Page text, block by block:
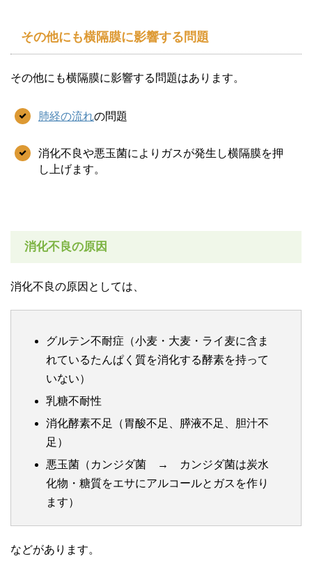
その他にも横隔膜に影響する問題
その他にも横隔膜に影響する問題はあります。
肺経の流れの問題
消化不良や悪玉菌によりガスが発生し横隔膜を押
し上げます。
消化不良の原因
消化不良の原因としては、
グルテン不耐症（小麦・大麦・ライ麦に含ま
れているたんぱく質を消化する酵素を持って
いない）
乳糖不耐性
消化酵素不足（胃酸不足、膵液不足、胆汁不
足）
悪玉菌（カンジダ菌 → カンジダ菌は炭水
化物・糖質をエサにアルコールとガスを作り
ます）
などがあります。